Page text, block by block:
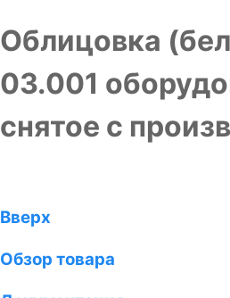
Облицовка
03.001
снятое с
Вверх
Обзор товара